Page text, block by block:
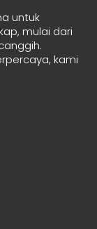
untuk
mulai dari
kami